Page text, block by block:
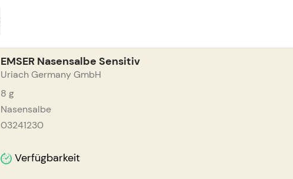
EMSER Nasensalbe Sensitiv
Uriach Germany GmbH
8 g
Nasensalbe
03241230
Verfügbarkeit